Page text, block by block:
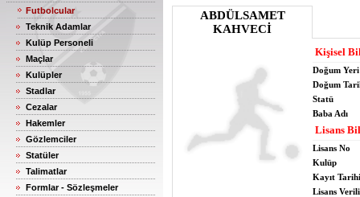
Futbolcular
Teknik Adamlar
Kulüp Personeli
Maçlar
Kulüpler
Stadlar
Cezalar
Hakemler
Gözlemciler
Statüler
Talimatlar
Formlar - Sözleşmeler
ABDÜLSAMET
KAHVECİ
Kişisel
Doğum Yeri
Doğum
Statü
Baba Adı
Lisans
Lisans No
Kulüp
Kayıt Tarihi
Lisans